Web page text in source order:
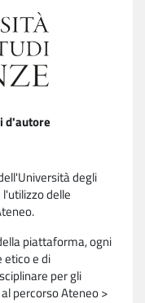
d'autore
degli
delle
piattaforma, ogni
etico e di
per gli
percorso Ateneo >